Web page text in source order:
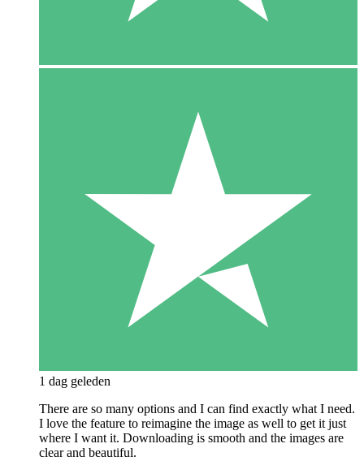
1 dag geleden
There are so many options and I can find exactly what I need.
I love the feature to reimagine the image as well to get it just
where I want it. Downloading is smooth and the images are
clear and beautiful.